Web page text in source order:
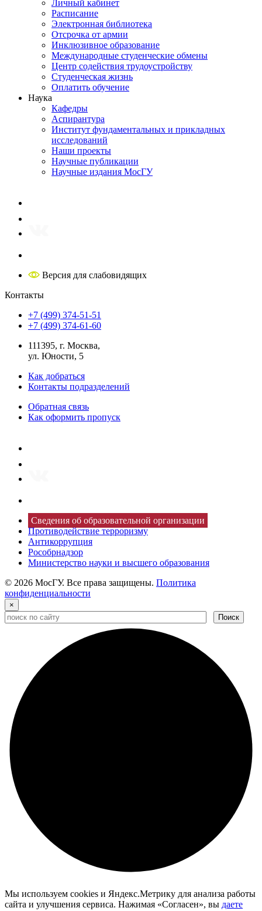
Личный кабинет
Расписание
Электронная библиотека
Отсрочка от армии
Инклюзивное образование
Международные студенческие обмены
Центр содействия трудоустройству
Студенческая жизнь
Оплатить обучение
Наука
Кафедры
Аспирантура
Институт фундаментальных и прикладных
исследований
Наши проекты
Научные публикации
Научные издания МосГУ
Версия для слабовидящих
Контакты
+7 (499) 374-51-51
+7 (499) 374-61-60
111395, г. Москва,
ул. Юности, 5
Как добраться
Контакты подразделений
Обратная связь
Как оформить пропуск
Сведения об образовательной организации
Противодействие терроризму
Антикоррупция
Рособрнадзор
Министерство науки и высшего образования
© 2026 МосГУ. Все права защищены. Политика
конфиденциальности
×
Мы используем cookies и Яндекс.Метрику для анализа работы
сайта и улучшения сервиса. Нажимая «Согласен», вы даете